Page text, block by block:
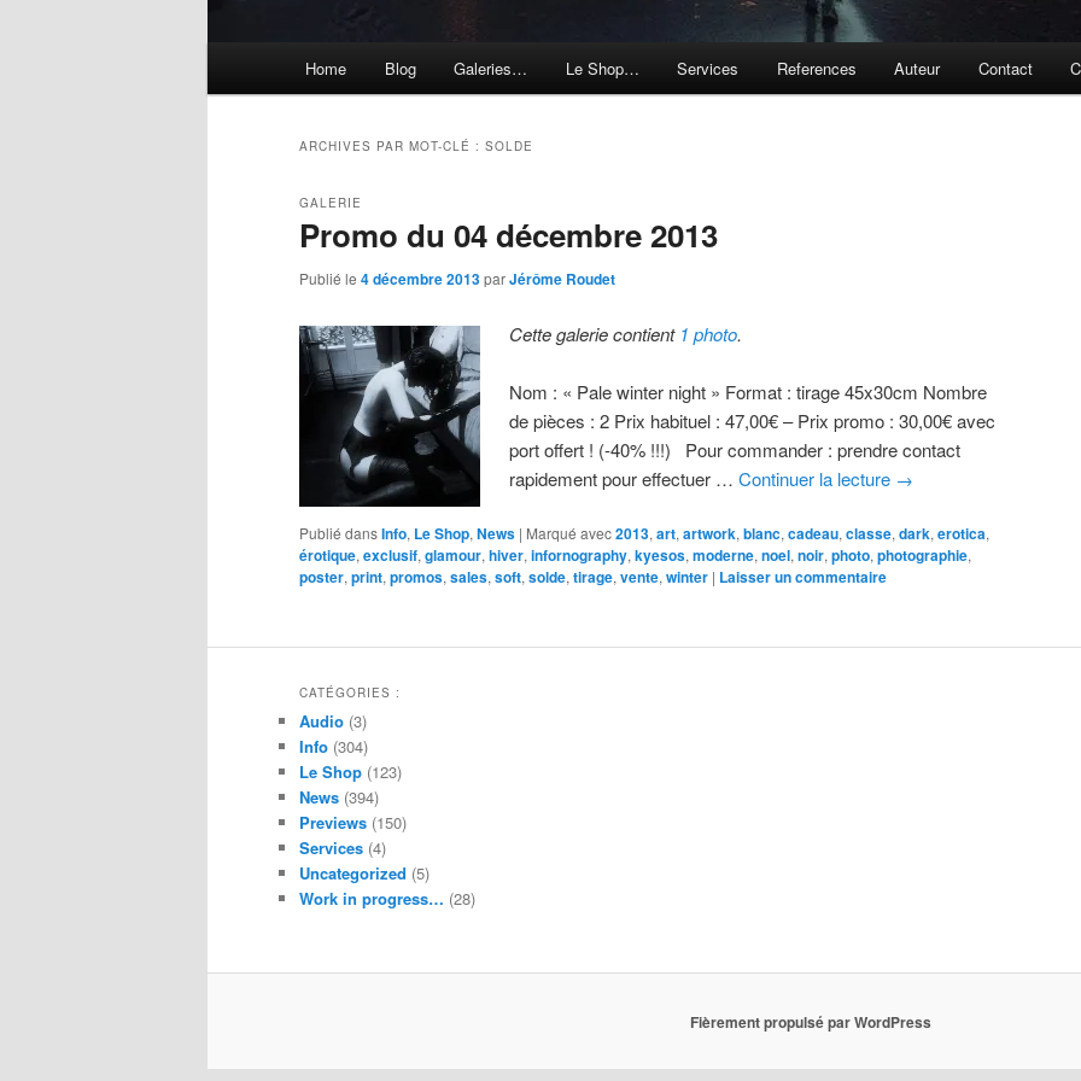
Home Blog Galeries… Le Shop… Services References Auteur Contact
ARCHIVES PAR MOT-CLÉ : SOLDE
Promo du 04 décembre 2013
GALERIE
Publié le 4 décembre 2013parJérôme Roudet
Cette galerie contient 1 photo.
Nom : « Pale winter night » Format : tirage 45x30cm Nombre
de pièces : 2 Prix habituel : 47,00€ – Prix promo : 30,00€ avec
port offert ! (-40% !!!) Pour commander : prendre contact
rapidement pour effectuer …Continuer la lecture →
Publié dansInfo, Le Shop, News | Marqué avec2013, art, artwork, blanc, cadeau, classe, dark, erotica,
érotique, exclusif, glamour, hiver, infornography, kyesos, moderne, noel, noir, photo, photographie,
poster, print, promos, sales, soft, solde, tirage, vente, winter | Laisser un commentaire
CATÉGORIES :
Audio (3)
Info (304)
Le Shop (123)
News (394)
Previews (150)
Services (4)
Uncategorized (5)
Work in progress… (28)
Fièrement propulsé par WordPress